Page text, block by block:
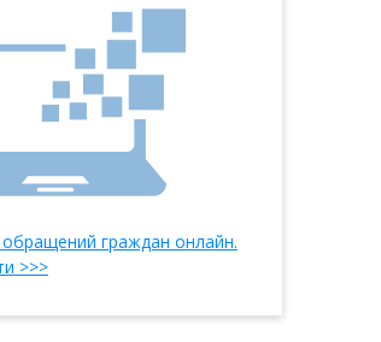
граждан онлайн.
>>>